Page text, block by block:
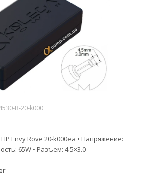
R-20-k000
Envy Rove 20-k000ea • Напряжение:
65W • Разъем: 4.5×3.0